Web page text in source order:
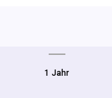
1 Jahr